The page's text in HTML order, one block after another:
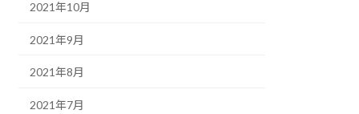
2021年10月
2021年9月
2021年8月
2021年7月